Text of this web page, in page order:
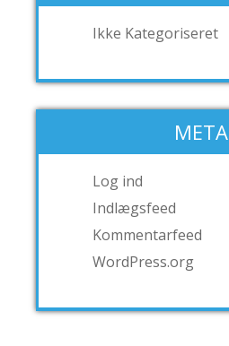
Ikke Kategoriseret
META
Log ind
Indlægsfeed
Kommentarfeed
WordPress.org